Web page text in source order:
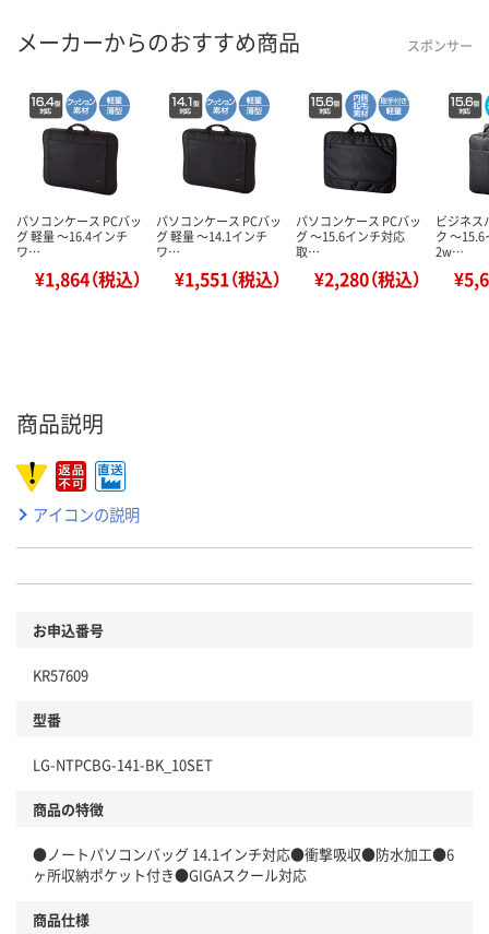
メーカーからのおすすめ商品 スポンサー
パソコンケース PCバッ
グ 軽量 ～16.4インチ
ワ…
¥1,864（税込）
パソコンケース PCバッ
グ 軽量 ～14.1インチ
ワ…
¥1,551（税込）
パソコンケース PCバッ
グ ～15.6インチ対応
取…
¥2,280（税込）
ビジネス
ク ～
2w…
商品説明
アイコンの説明
お申込番号
KR57609
型番
LG-NTPCBG-141-BK_10SET
商品の特徴
●ノートパソコンバッグ 14.1インチ対応●衝撃吸収●防水加工●6
ヶ所収納ポケット付き●GIGAスクール対応
商品仕様